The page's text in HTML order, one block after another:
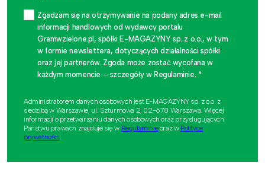
Zgadzam się na otrzymywanie na podany adres e-mail
informacji handlowych od wydawcy portalu
Gramwzielone.pl, spółki E-MAGAZYNY sp. z o.o., w tym
w formie newslettera, dotyczących działalności spółki
oraz jej partnerów. Zgoda może zostać wycofana w
każdym momencie – szczegóły w Regulaminie. *
Administratorem danych osobowych jest E-MAGAZYNY sp. z o.o. z
siedzibą w Warszawie, ul. Szturmowa 2, 02-678 Warszawa. Więcej
informacji o przetwarzaniu danych osobowych oraz przysługujących
Państwu prawach znajduje się w Regulaminieoraz w Polityce
prywatności.